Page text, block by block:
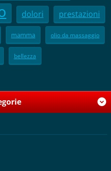
dolori prestazioni
mamma olio da massaggio
bellezza